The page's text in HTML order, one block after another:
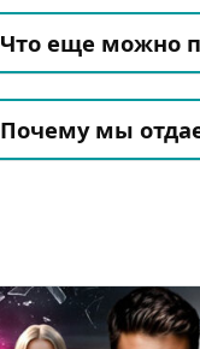
Что еще можно
Почему мы